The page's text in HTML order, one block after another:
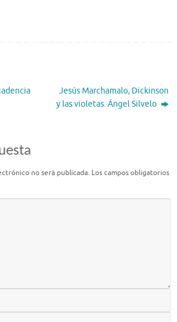
Jesús Marchamalo, Dickinson
y las violetas. Ángel Silvelo
no será publicada. Los campos obligatorios